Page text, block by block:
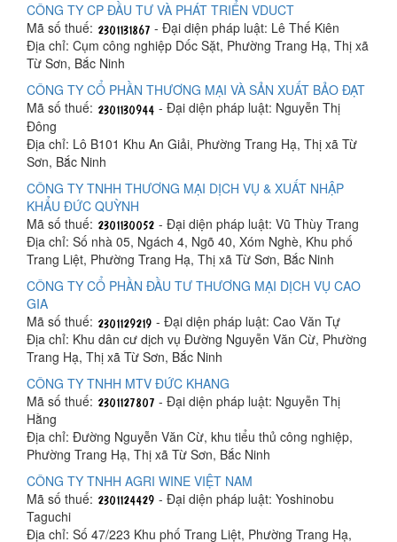
CÔNG TY CP ĐẦU TƯ VÀ PHÁT TRIỂN VDUCT
Mã số thuế:
- Đại diện pháp luật: Lê Thế Kiên
Địa chỉ: Cụm công nghiệp Dốc Sặt, Phường Trang Hạ, Thị xã
Từ Sơn, Bắc Ninh
CÔNG TY CỔ PHẦN THƯƠNG MẠI VÀ SẢN XUẤT BẢO ĐẠT
Mã số thuế:
- Đại diện pháp luật: Nguyễn Thị
Đông
Địa chỉ: Lô B101 Khu An Giải, Phường Trang Hạ, Thị xã Từ
Sơn, Bắc Ninh
CÔNG TY TNHH THƯƠNG MẠI DỊCH VỤ & XUẤT NHẬP
KHẨU ĐỨC QUỲNH
Mã số thuế:
- Đại diện pháp luật: Vũ Thùy Trang
Địa chỉ: Số nhà 05, Ngách 4, Ngõ 40, Xóm Nghè, Khu phố
Trang Liệt, Phường Trang Hạ, Thị xã Từ Sơn, Bắc Ninh
CÔNG TY CỔ PHẦN ĐẦU TƯ THƯƠNG MẠI DỊCH VỤ CAO
GIA
Mã số thuế:
- Đại diện pháp luật: Cao Văn Tự
Địa chỉ: Khu dân cư dịch vụ Đường Nguyễn Văn Cừ, Phường
Trang Hạ, Thị xã Từ Sơn, Bắc Ninh
CÔNG TY TNHH MTV ĐỨC KHANG
Mã số thuế:
- Đại diện pháp luật: Nguyễn Thị
Hằng
Địa chỉ: Đường Nguyễn Văn Cừ, khu tiểu thủ công nghiệp,
Phường Trang Hạ, Thị xã Từ Sơn, Bắc Ninh
CÔNG TY TNHH AGRI WINE VIỆT NAM
Mã số thuế:
- Đại diện pháp luật: Yoshinobu
Taguchi
Địa chỉ: Số 47/223 Khu phố Trang Liệt, Phường Trang Hạ,